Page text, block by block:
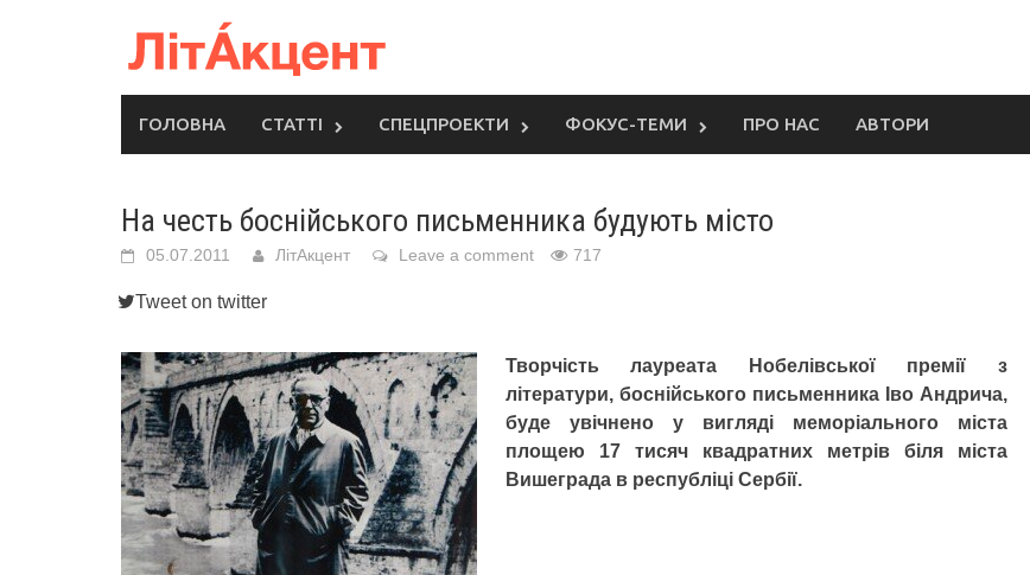
ГОЛОВНА СТАТТІ СПЕЦПРОЕКТИ ФОКУС-ТЕМИ ПРО НАС АВТОРИ
На честь боснійського письменника будують місто
05.07.2011 ЛітАкцент Leave a comment 717
Tweet on twitter
Творчість лауреата Нобелівської премії з
літератури, боснійського письменника Іво Андрича,
буде увічнено у вигляді меморіального міста
площею 17 тисяч квадратних метрів біля міста
Вишеграда в республіці Сербії.